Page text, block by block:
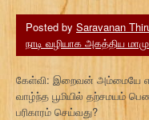
Posted by Saravanan
நாடி வழியாக அகத்திய
கேள்வி: இறைவன் அம்மையே
வாழ்ந்த பூமியில் தற்சமயம்
பரிகாரம் செய்வது?